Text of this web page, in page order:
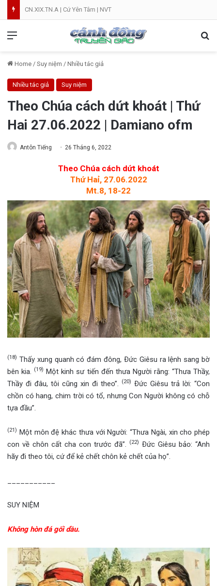
CN.XIX.TN.A | Cứ Yên Tâm | NVT
Home / Suy niệm / Nhiều tác giả
Nhiều tác giả Suy niệm
Theo Chúa cách dứt khoát | Thứ
Hai 27.06.2022 | Damiano ofm
Antôn Tiếng 26 Tháng 6, 2022
Theo Chúa cách dứt khoát
Thứ Haỉ, 27.06.2022
Mt.8, 18-22
(18) Thấy xung quanh có đám đông, Ðức Giêsu ra lệnh sang bờ
bên kia. (19) Một kinh sư tiến đến thưa Người rằng: “Thưa Thầy,
Thầy đi đâu, tôi cũng xin đi theo”.
(20) Ðức Giêsu trả lời: “Con
chồn có hang, chim trời có tổ, nhưng Con Người không có chỗ
tựa đầu”.
(21) Một môn đệ khác thưa với Người: “Thưa Ngài, xin cho phép
con về chôn cất cha con trước đã”.
(22) Ðức Giêsu bảo: “Anh
hãy đi theo tôi, cứ để kẻ chết chôn kẻ chết của họ”.
SUY NIỆM
Không hòn đá gối dầu.